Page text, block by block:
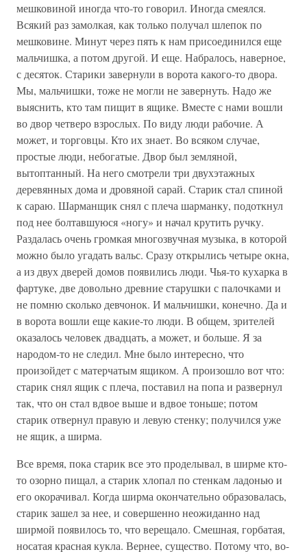
мешковиной иногда что-то говорил. Иногда смеялся.
Всякий раз замолкая, как только получал шлепок по
мешковине. Минут через пять к нам присоединился еще
мальчишка, а потом другой. И еще. Набралось, наверное,
с десяток. Старики завернули в ворота какого-то двора.
Мы, мальчишки, тоже не могли не завернуть. Надо же
выяснить, кто там пищит в ящике. Вместе с нами вошли
во двор четверо взрослых. По виду люди рабочие. А
может, и торговцы. Кто их знает. Во всяком случае,
простые люди, небогатые. Двор был земляной,
вытоптанный. На него смотрели три двухэтажных
деревянных дома и дровяной сарай. Старик стал спиной
к сараю. Шарманщик снял с плеча шарманку, подоткнул
под нее болтавшуюся «ногу» и начал крутить ручку.
Раздалась очень громкая многозвучная музыка, в которой
можно было угадать вальс. Сразу открылись четыре окна,
а из двух дверей домов появились люди. Чья-то кухарка в
фартуке, две довольно древние старушки с палочками и
не помню сколько девчонок. И мальчишки, конечно. Да и
в ворота вошли еще какие-то люди. В общем, зрителей
оказалось человек двадцать, а может, и больше. Я за
народом-то не следил. Мне было интересно, что
произойдет с матерчатым ящиком. А произошло вот что:
старик снял ящик с плеча, поставил на попа и развернул
так, что он стал вдвое выше и вдвое тоньше; потом
старик отвернул правую и левую стенку; получился уже
не ящик, а ширма.
Все время, пока старик все это проделывал, в ширме кто-
то озорно пищал, а старик хлопал по стенкам ладонью и
его окорачивал. Когда ширма окончательно образовалась,
старик зашел за нее, и совершенно неожиданно над
ширмой появилось то, что верещало. Смешная, горбатая,
носатая красная кукла. Вернее, существо. Потому что, во-